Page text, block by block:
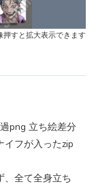
すと拡大表示できます
png 立ち絵差分
イフが入ったzip
、全て全身立ち